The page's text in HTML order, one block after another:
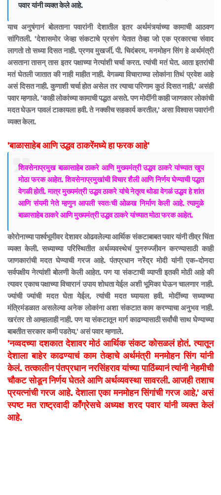
पवार यांनी व्यक्त केले आहे.
याच अनुषंगानं बोलताना पवारांनी देशातील इतर अर्थमंत्र्यांच्या कामाची आठवण
सांगितली. 'देशासमोर जेव्हा संकटाचे प्रसंग येतात तेव्हा जो एक प्रकारचा संवाद
लागतो तो सध्या दिसत नाही. प्रणव मुखर्जी, पी. चिदंबरम, मनमोहन सिंग हे अर्थमंत्री
असताना तासन् तास इतर पक्षाच्या नेत्यांशी चर्चा करत. त्यांची मतं घेत. आता इतरांची
मतं घेतली जातात की नाही माहीत नाही. वेगळ्या विचाराच्या लोकांना तिथं प्रवेश आहे
असं दिसत नाही. कुणाशी चर्चा होत असेल तर त्याचा परिणाम कुठं दिसत नाही,' असंही
पवार म्हणाले. 'काही लोकांच्या कामाची पद्धत असते. पण मोदींनी काही जाणकार लोकांची
मदत घेऊन पावलं टाकायला हवी. ते नक्कीच सहकार्य करतील,' असा विश्वास पवारांनी
व्यक्त केला.
'बाळासाहेब आणि उद्धव ठाकरेंमध्ये हा फरक आहे'
शिवसेनाप्रमुख बाळासाहेब ठाकरे आणि मुख्यमंत्री उद्धव ठाकरे यांच्यात खुप
मोठा फरक आहेत. शिवसेनाप्रमुखांची विचार शैली आणि निर्णय घेण्याची पद्धत
वेगळी होती. मात्र मुख्यमंत्री उद्धव ठाकरे यांचे नेतृत्व थोडा वेगळं उद्धव हे शांत
आणि संयमी नेते म्हणुन आपली स्वतःची ओळख निर्माण केली आहे. त्यामुळे
बाळासाहेब ठाकरे आणि मुख्यमंत्री उद्धव ठाकरे यांच्यात मोठा फरक आहेत.
कोरोनाच्या पार्श्वभूमीवर देशावर ओढवलेल्या आर्थिक संकटाबाबत पवार यांनी तीव्र चिंता
व्यक्त केली. सध्याच्या परिस्थितीत अर्थव्यवस्थेचं पुनरुज्जीवन करण्यासाठी काही
जाणकारांची मदत घेण्याची गरज आहे. पंतप्रधान नरेंद्र मोदी यांनी एक-दोनदा
सर्वपक्षीय नेत्यांशी बोलणी केली आहेत. पण या संकटाची व्याप्ती इतकी मोठी आहे की
त्यावर एकाच पक्षाच्या विचारानं उपाय शोधता येईल अशी भूमिका घेऊन चालणार नाही.
ज्यांची ज्यांची मदत घेता येईल, त्यांची मदत घ्यायला हवी. मोदींच्या सध्याच्या
मंत्रिमंडळात असलेल्या अनेक लोकांना अशा संकटात काम करण्याचा अनुभव नाही.
खरंतर तो आम्हालाही नाही. पण या संकटातून मार्ग काढण्यासाठी सर्वांची साथ घेण्याच्या
बाबतीत सरकार कमी पडतेय,' असं पवार म्हणाले.
'नव्वदच्या दशकात देशावर मोठं आर्थिक संकट कोसळलं होतं. त्यातून
देशाला बाहेर काढण्याचं काम तेव्हाचे अर्थमंत्री मनमोहन सिंग यांनी
केलं. तत्कालीन पंतप्रधान नरसिंहराव यांच्या पाठिंब्यानं त्यांनी नेहमीची
चौकट सोडून निर्णय घेतले आणि अर्थव्यवस्था सावरली. आजही तशाच
प्रयत्नांची गरज आहे. देशाला एका मनमोहन सिंगांची गरज आहे,' असं
स्पष्ट मत राष्ट्रवादी काँग्रेसचे अध्यक्ष शरद पवार यांनी व्यक्त केलं
आहे.